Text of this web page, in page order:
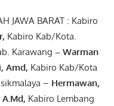
JAWA BARAT : Kabiro
, Kabiro Kab/Kota.
Karawang –Warman
, Amd, Kabiro Kab/Kota
– Hermawan,
A.Md, Kabiro Lembang